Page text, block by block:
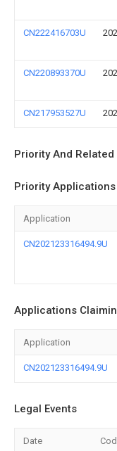
CN222416703U
CN220893370U
CN217953527U
Priority And
Priority Applications
Application
CN202123316494.9U
Applications
Application
CN202123316494.9U
Legal Events
Date